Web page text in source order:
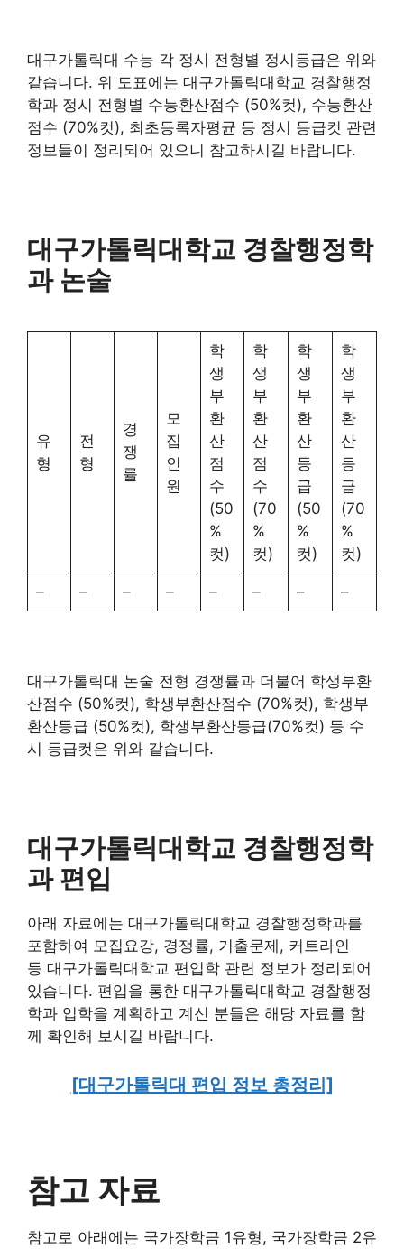
대구가톨릭대 수능 각 정시 전형별 정시등급은 위와
같습니다. 위 도표에는 대구가톨릭대학교 경찰행정
학과 정시 전형별 수능환산점수 (50%컷), 수능환산
점수 (70%컷), 최초등록자평균 등 정시 등급컷 관련
정보들이 정리되어 있으니 참고하시길 바랍니다.
대구가톨릭대학교 경찰행정학
과 논술
유
형
전
형
경
쟁
률
모
집
인
원
학
생
부
환
산
점
수
(50
%
컷)
학
생
부
환
산
점
수
(70
%
컷)
학
생
부
환
산
등
급
(50
%
컷)
학
생
부
환
산
등
급
(70
%
컷)
– – – – – – – –
대구가톨릭대 논술 전형 경쟁률과 더불어 학생부환
산점수 (50%컷), 학생부환산점수 (70%컷), 학생부
환산등급 (50%컷), 학생부환산등급(70%컷) 등 수
시 등급컷은 위와 같습니다.
대구가톨릭대학교 경찰행정학
과 편입
아래 자료에는 대구가톨릭대학교 경찰행정학과를
포함하여 모집요강, 경쟁률, 기출문제, 커트라인
등 대구가톨릭대학교 편입학 관련 정보가 정리되어
있습니다. 편입을 통한 대구가톨릭대학교 경찰행정
학과 입학을 계획하고 계신 분들은 해당 자료를 함
께 확인해 보시길 바랍니다.
[대구가톨릭대 편입 정보 총정리]
참고 자료
참고로 아래에는 국가장학금 1유형, 국가장학금 2유